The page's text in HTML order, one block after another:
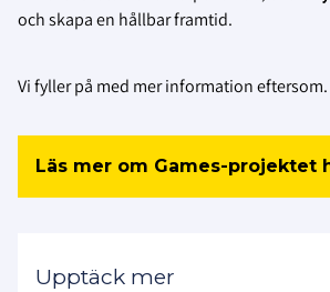
och skapa en hållbar framtid.
Vi fyller på med mer information eftersom.
Läs mer om Games-projektet
Upptäck mer